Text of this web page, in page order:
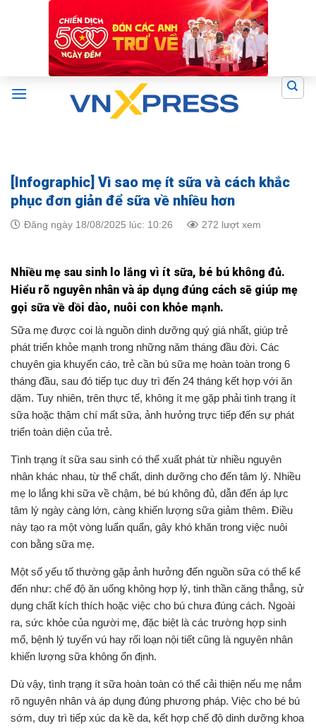
[Infographic] Vì sao mẹ ít sữa và cách khắc
phục đơn giản để sữa về nhiều hơn
Đăng ngày 18/08/2025 lúc: 10:26 272 lượt xem
Nhiều mẹ sau sinh lo lắng vì ít sữa, bé bú không đủ.
Hiểu rõ nguyên nhân và áp dụng đúng cách sẽ giúp mẹ
gọi sữa về dồi dào, nuôi con khỏe mạnh.
Sữa mẹ được coi là nguồn dinh dưỡng quý giá nhất, giúp trẻ
phát triển khỏe mạnh trong những năm tháng đầu đời. Các
chuyên gia khuyến cáo, trẻ cần bú sữa mẹ hoàn toàn trong 6
tháng đầu, sau đó tiếp tục duy trì đến 24 tháng kết hợp với ăn
dặm. Tuy nhiên, trên thực tế, không ít mẹ gặp phải tình trạng ít
sữa hoặc thậm chí mất sữa, ảnh hưởng trực tiếp đến sự phát
triển toàn diện của trẻ.
Tình trạng ít sữa sau sinh có thể xuất phát từ nhiều nguyên
nhân khác nhau, từ thể chất, dinh dưỡng cho đến tâm lý. Nhiều
mẹ lo lắng khi sữa về chậm, bé bú không đủ, dẫn đến áp lực
tâm lý ngày càng lớn, càng khiến lượng sữa giảm thêm. Điều
này tạo ra một vòng luẩn quẩn, gây khó khăn trong việc nuôi
con bằng sữa mẹ.
Một số yếu tố thường gặp ảnh hưởng đến nguồn sữa có thể kể
đến như: chế độ ăn uống không hợp lý, tinh thần căng thẳng, sử
dụng chất kích thích hoặc việc cho bú chưa đúng cách. Ngoài
ra, sức khỏe của người mẹ, đặc biệt là các trường hợp sinh
mổ, bệnh lý tuyến vú hay rối loạn nội tiết cũng là nguyên nhân
khiến lượng sữa không ổn định.
Dù vậy, tình trạng ít sữa hoàn toàn có thể cải thiện nếu mẹ nắm
rõ nguyên nhân và áp dụng đúng phương pháp. Việc cho bé bú
sớm, duy trì tiếp xúc da kề da, kết hợp chế độ dinh dưỡng khoa